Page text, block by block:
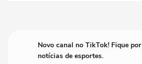
Novo canal no TikTok! Fique
notícias de esportes.